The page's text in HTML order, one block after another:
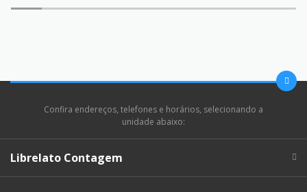
Confira endereços, telefones e horários, selecionando a
unidade abaixo:
Librelato Contagem